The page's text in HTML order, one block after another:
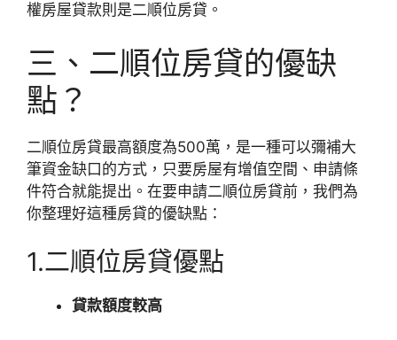
權房屋貸款則是二順位房貸。
三、二順位房貸的優缺
點？
二順位房貸最高額度為500萬，是一種可以彌補大
筆資金缺口的方式，只要房屋有增值空間、申請條
件符合就能提出。在要申請二順位房貸前，我們為
你整理好這種房貸的優缺點：
1.二順位房貸優點
貸款額度較高